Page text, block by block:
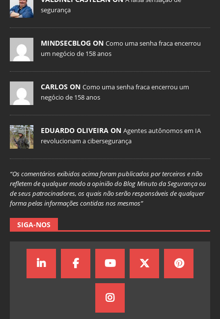
segurança
MINDSECBLOG ON Como uma senha fraca encerrou
um negócio de 158 anos
CARLOS ON Como uma senha fraca encerrou um
negócio de 158 anos
EDUARDO OLIVEIRA ON Agentes autônomos em IA
revolucionam a cibersegurança
“Os comentários exibidos acima foram publicados por terceiros e não
refletem de qualquer modo a opinião do Blog Minuto da Segurança ou
de seus patrocinadores, os quais não serão responsáveis de qualquer
forma pelas informações contidas nos mesmos”
SIGA-NOS